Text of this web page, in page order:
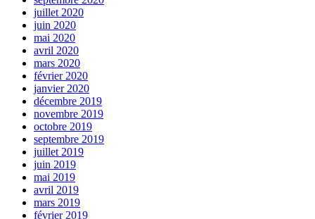
juillet 2020
juin 2020
mai 2020
avril 2020
mars 2020
février 2020
janvier 2020
décembre 2019
novembre 2019
octobre 2019
septembre 2019
juillet 2019
juin 2019
mai 2019
avril 2019
mars 2019
février 2019